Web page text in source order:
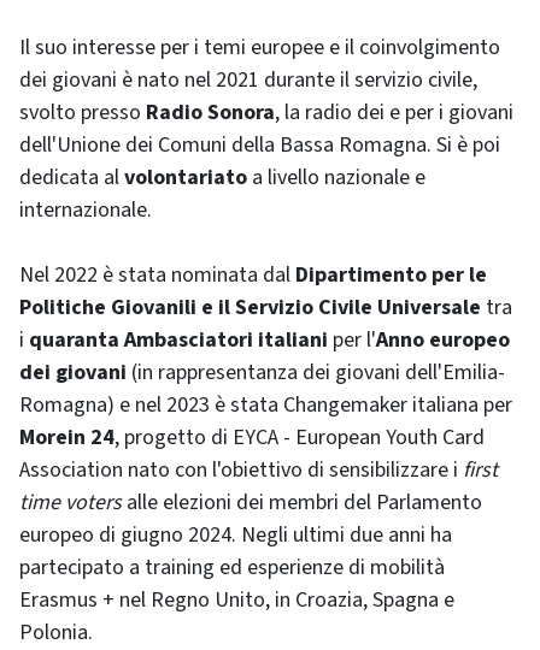
Il suo interesse per i temi europee e il coinvolgimento
dei giovani è nato nel 2021 durante il servizio civile,
svolto presso Radio Sonora, la radio dei e per i giovani
dell'Unione dei Comuni della Bassa Romagna. Si è poi
dedicata alvolontariato a livello nazionale e
internazionale.
Nel 2022 è stata nominata dal Dipartimento per le
Politiche Giovanili e il Servizio Civile Universale tra
i quaranta Ambasciatori italiani per l'Anno europeo
dei giovani (in rappresentanza dei giovani dell'Emilia-
Romagna) e nel 2023 è stata Changemaker italiana per
Morein 24, progetto di EYCA - European Youth Card
Association nato con l'obiettivo di sensibilizzare i first
time votersalle elezioni dei membri del Parlamento
europeo di giugno 2024. Negli ultimi due anni ha
partecipato a training ed esperienze di mobilità
Erasmus + nel Regno Unito, in Croazia, Spagna e
Polonia.